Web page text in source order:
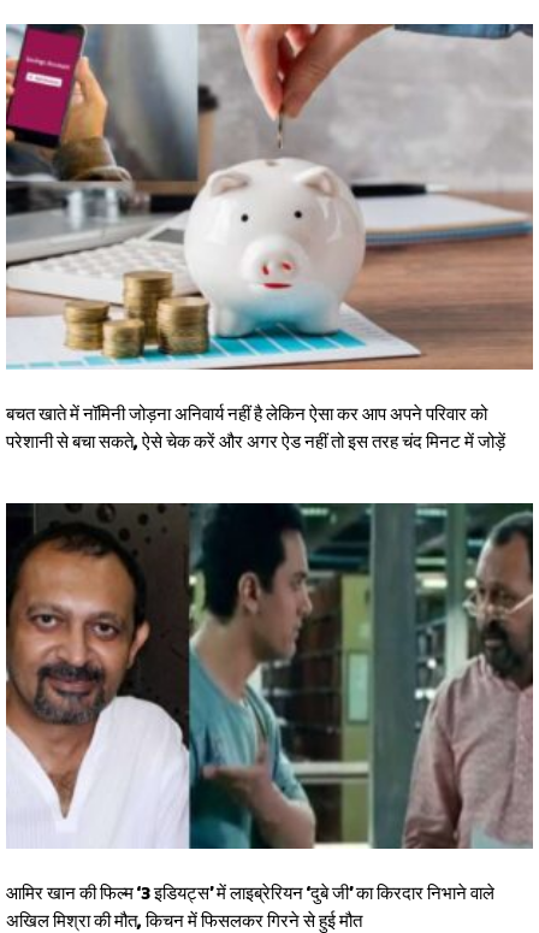
बचत खाते में नॉमिनी जोड़ना अनिवार्य नहीं है लेकिन ऐसा कर आप अपने परिवार को
परेशानी से बचा सकते, ऐसे चेक करें और अगर ऐड नहीं तो इस तरह चंद मिनट में जोड़ें
आमिर खान की फिल्म ‘3 इडियट्स’ में लाइब्रेरियन ‘दुबे जी’ का किरदार निभाने वाले
अखिल मिश्रा की मौत, किचन में फिसलकर गिरने से हुई मौत